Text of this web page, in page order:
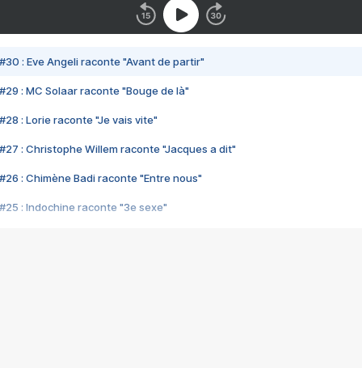
#30 : Eve Angeli raconte "Avant de partir"
#29 : MC Solaar raconte "Bouge de là"
#28 : Lorie raconte "Je vais vite"
#27 : Christophe Willem raconte "Jacques a dit"
#26 : Chimène Badi raconte "Entre nous"
#25 : Indochine raconte "3e sexe"